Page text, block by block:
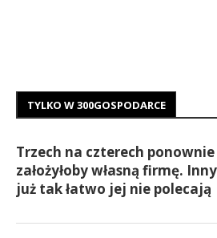
TYLKO W 300GOSPODARCE
Trzech na czterech ponownie
założyłoby własną firmę.
już tak łatwo jej nie polecają